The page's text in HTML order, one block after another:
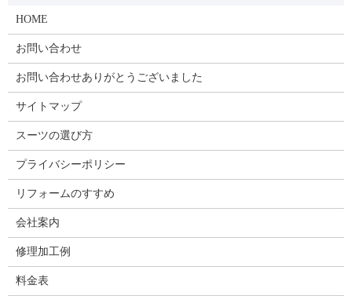
HOME
お問い合わせ
お問い合わせありがとうございました
サイトマップ
スーツの選び方
プライバシーポリシー
リフォームのすすめ
会社案内
修理加工例
料金表